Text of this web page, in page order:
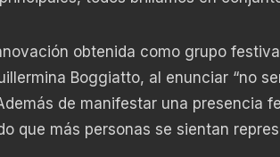
obtenida como grupo
Boggiatto, al enunciar “no
de manifestar una presencia
que más personas se sientan